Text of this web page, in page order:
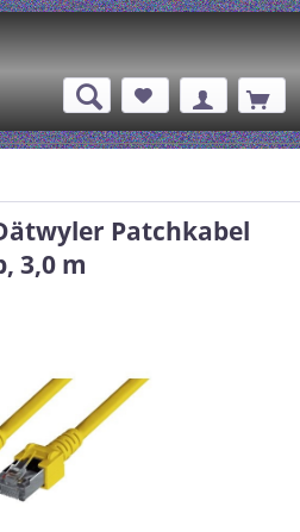
Patchkabel
3,0 m